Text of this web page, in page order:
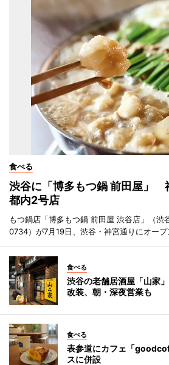
食べる
渋谷に「博多もつ鍋 前田屋」
都内2号店
もつ鍋店「博多もつ鍋 前田屋 渋谷店」（
0734）が7月19日、渋谷・神宮通りにオープ
食べる
渋谷の老舗居酒屋「山家
改装、朝・深夜営業も
食べる
表参道にカフェ「
スに併設